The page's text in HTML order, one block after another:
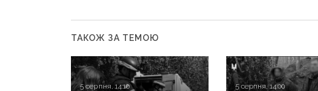
ТАКОЖ ЗА ТЕМОЮ
5 серпня, 14:10 5 серпня, 14:00